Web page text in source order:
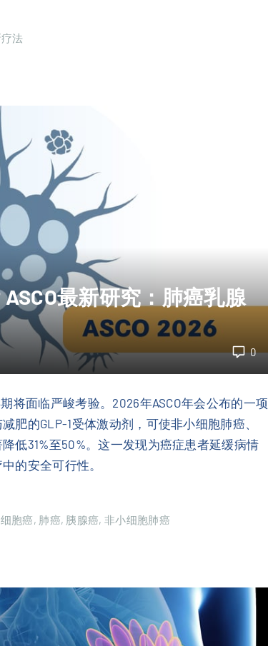
法
最新研究：肺癌乳腺
0
将面临严峻考验。2026年ASCO年会公布的一项
肥的GLP-1受体激动剂，可使非小细胞肺癌、
低31%至50%。这一发现为癌症患者延缓病情
的安全可行性。
胞癌 肺癌 胰腺癌 非小细胞肺癌